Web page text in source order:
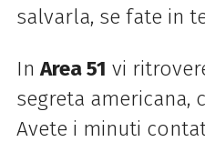
salvarla, se fate in
InArea 51 vi
segreta americana,
Avete i minuti